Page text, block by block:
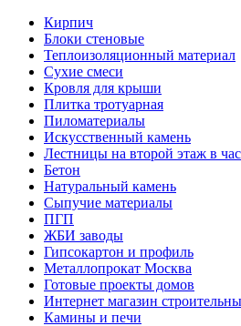
Кирпич
Блоки стеновые
Теплоизоляционный материал
Сухие смеси
Кровля для крыши
Плитка тротуарная
Пиломатериалы
Искусственный камень
Лестницы на второй этаж в
Бетон
Натуральный камень
Сыпучие материалы
ПГП
ЖБИ заводы
Гипсокартон и профиль
Металлопрокат Москва
Готовые проекты домов
Интернет магазин
Камины и печи